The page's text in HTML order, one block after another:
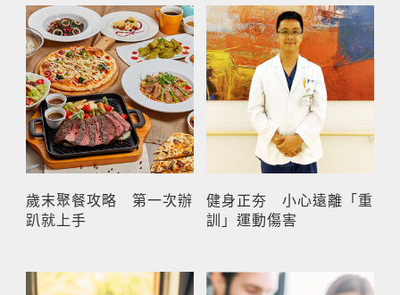
歲末聚餐攻略 第一次辦
趴就上手
健身正夯 小心遠離「重
訓」運動傷害